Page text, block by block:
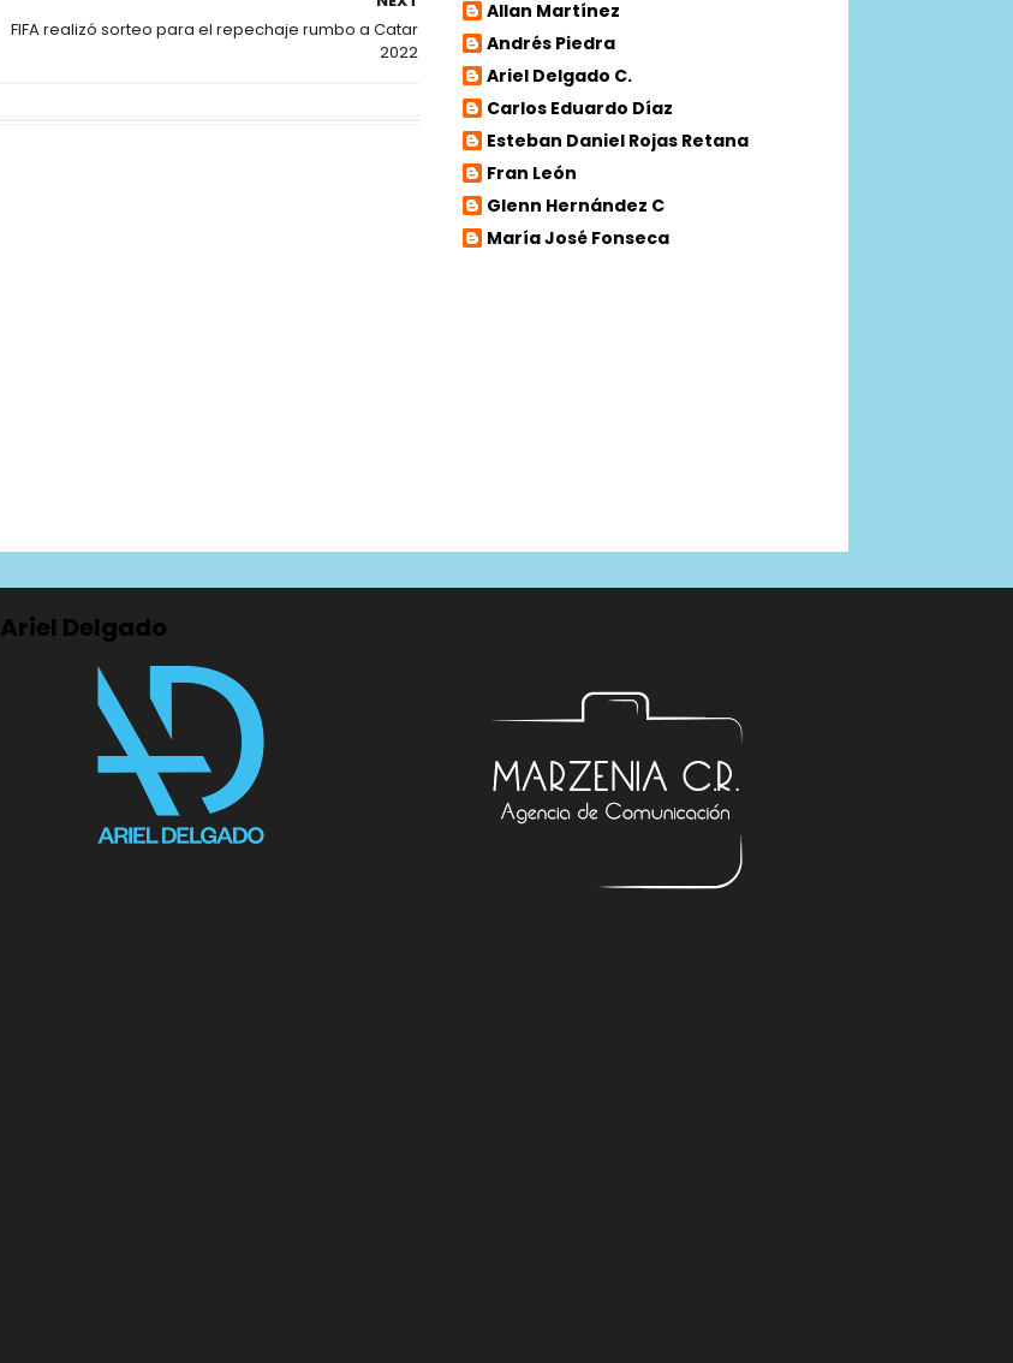
FIFA realizó sorteo para el repechaje rumbo a Catar
2022
Allan Martínez
Andrés Piedra
Ariel Delgado C.
Carlos Eduardo Díaz
Esteban Daniel Rojas Retana
Fran León
Glenn Hernández C
María José Fonseca
Ariel Delgado